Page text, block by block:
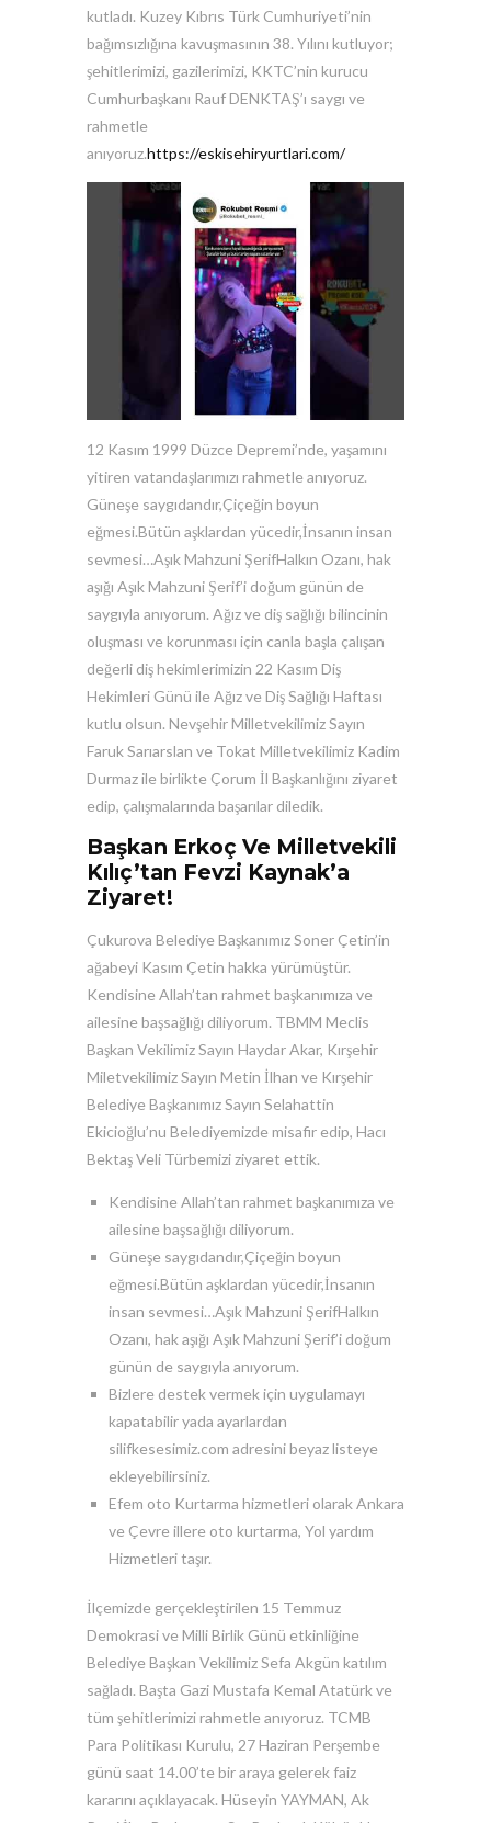
kutladı. Kuzey Kıbrıs Türk Cumhuriyeti’nin
bağımsızlığına kavuşmasının 38. Yılını kutluyor;
şehitlerimizi, gazilerimizi, KKTC’nin kurucu
Cumhurbaşkanı Rauf DENKTAŞ’ı saygı ve
rahmetle
anıyoruz.https://eskisehiryurtlari.com/
12 Kasım 1999 Düzce Depremi’nde, yaşamını
yitiren vatandaşlarımızı rahmetle anıyoruz.
Güneşe saygıdandır,Çiçeğin boyun
eğmesi.Bütün aşklardan yücedir,İnsanın insan
sevmesi…Aşık Mahzuni ŞerifHalkın Ozanı, hak
aşığı Aşık Mahzuni Şerif’i doğum günün de
saygıyla anıyorum. Ağız ve diş sağlığı bilincinin
oluşması ve korunması için canla başla çalışan
değerli diş hekimlerimizin 22 Kasım Diş
Hekimleri Günü ile Ağız ve Diş Sağlığı Haftası
kutlu olsun. Nevşehir Milletvekilimiz Sayın
Faruk Sarıarslan ve Tokat Milletvekilimiz Kadim
Durmaz ile birlikte Çorum İl Başkanlığını ziyaret
edip, çalışmalarında başarılar diledik.
Başkan Erkoç Ve Milletvekili
Kılıç’tan Fevzi Kaynak’a
Ziyaret!
Çukurova Belediye Başkanımız Soner Çetin’in
ağabeyi Kasım Çetin hakka yürümüştür.
Kendisine Allah’tan rahmet başkanımıza ve
ailesine başsağlığı diliyorum. TBMM Meclis
Başkan Vekilimiz Sayın Haydar Akar, Kırşehir
Miletvekilimiz Sayın Metin İlhan ve Kırşehir
Belediye Başkanımız Sayın Selahattin
Ekicioğlu’nu Belediyemizde misafir edip, Hacı
Bektaş Veli Türbemizi ziyaret ettik.
Kendisine Allah’tan rahmet başkanımıza ve
ailesine başsağlığı diliyorum.
Güneşe saygıdandır,Çiçeğin boyun
eğmesi.Bütün aşklardan yücedir,İnsanın
insan sevmesi…Aşık Mahzuni ŞerifHalkın
Ozanı, hak aşığı Aşık Mahzuni Şerif’i doğum
günün de saygıyla anıyorum.
Bizlere destek vermek için uygulamayı
kapatabilir yada ayarlardan
silifkesesimiz.com adresini beyaz listeye
ekleyebilirsiniz.
Efem oto Kurtarma hizmetleri olarak Ankara
ve Çevre illere oto kurtarma, Yol yardım
Hizmetleri taşır.
İlçemizde gerçekleştirilen 15 Temmuz
Demokrasi ve Milli Birlik Günü etkinliğine
Belediye Başkan Vekilimiz Sefa Akgün katılım
sağladı. Başta Gazi Mustafa Kemal Atatürk ve
tüm şehitlerimizi rahmetle anıyoruz. TCMB
Para Politikası Kurulu, 27 Haziran Perşembe
günü saat 14.00’te bir araya gelerek faiz
kararını açıklayacak. Hüseyin YAYMAN, Ak